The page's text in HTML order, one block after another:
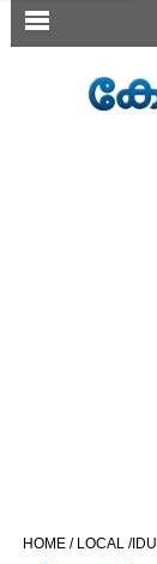
SECTIONS
HOME / LOCAL /